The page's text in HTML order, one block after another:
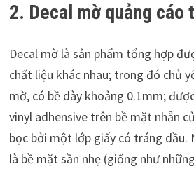
2. Decal mờ quảng cáo
Decal mờ là sản phẩm tổng hợp
chất liệu khác nhau; trong đó chủ
mờ, có bề dày khoảng 0.1mm;
vinyl adhensive trên bề mặt nhẵn
bọc bởi một lớp giấy có tráng dầu.
là bề mặt sần nhẹ (giống như